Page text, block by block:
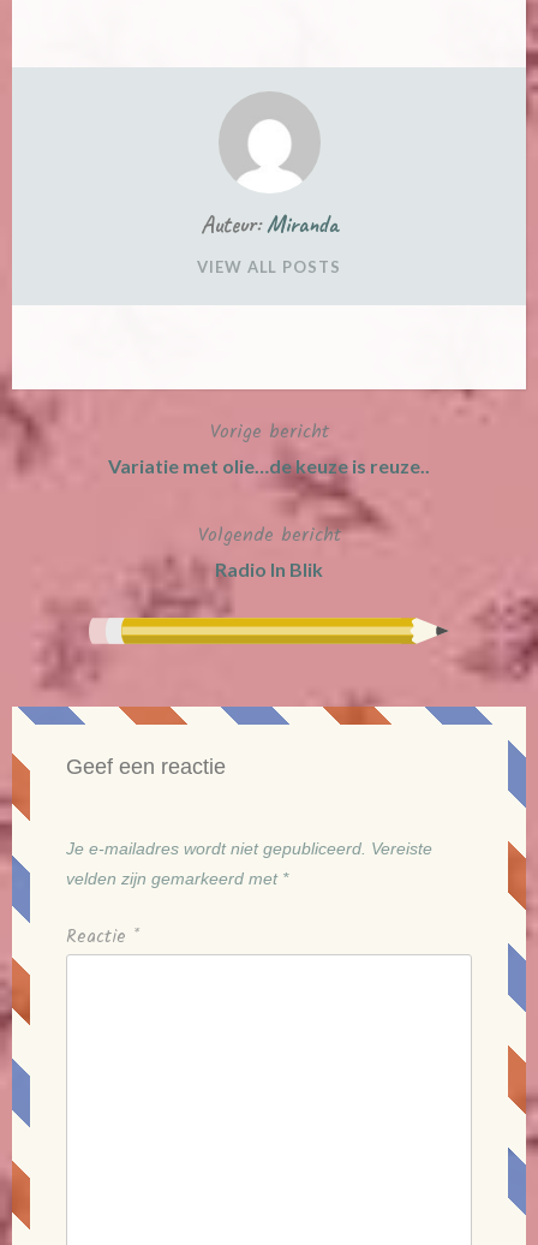
Auteur: Miranda
VIEW ALL POSTS
Bericht
Vorige bericht
Variatie met olie…de keuze is reuze..
Volgende bericht
Radio In Blik
Geef een reactie
Je e-mailadres wordt niet gepubliceerd. Vereiste
velden zijn gemarkeerd met *
Reactie *